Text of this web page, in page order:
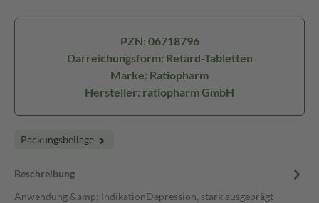
PZN: 06718796
Darreichungsform: Retard-Tabletten
Marke: Ratiopharm
Hersteller: ratiopharm GmbH
Packungsbeilage
Beschreibung
Anwendung &amp; IndikationDepression, stark ausgeprägt